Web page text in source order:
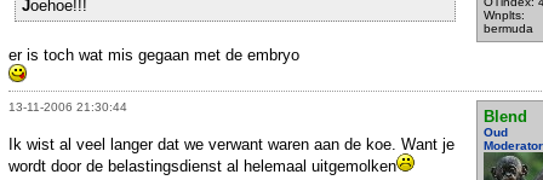
Wnplts:
bermuda
Joehoe!!!
er is toch wat mis gegaan met de embryo
13-11-2006 21:30:44
Blend
Oud
Moderator
Ik wist al veel langer dat we verwant waren aan de koe. Want je
wordt door de belastingsdienst al helemaal uitgemolken